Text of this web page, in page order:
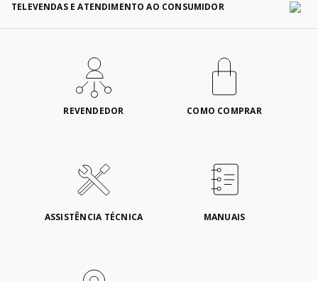
TELEVENDAS E ATENDIMENTO AO CONSUMIDOR
REVENDEDOR COMO COMPRAR
ASSISTÊNCIA TÉCNICA MANUAIS